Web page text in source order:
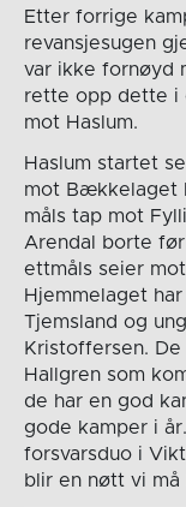
Etter forrige
revansjesugen
var ikke fornøyd
rette opp dette i
mot Haslum.
Haslum startet
mot Bækkelaget
måls tap mot
Arendal borte
ettmåls seier
Hjemmelaget
Tjemsland og
Kristoffersen.
Hallgren som
de har en god
gode kamper i
forsvarsduo i
blir en nøtt vi må